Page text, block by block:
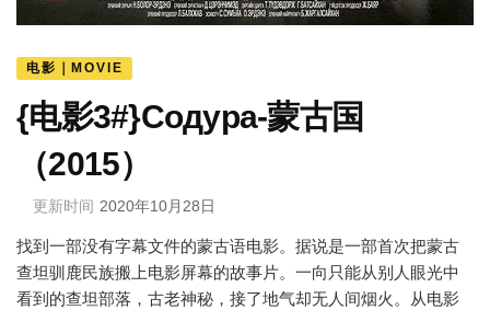
电影｜MOVIE
{电影3#}Содура-蒙古国
（2015）
更新时间 2020年10月28日
找到一部没有字幕文件的蒙古语电影。据说是一部首次把蒙古
查坦驯鹿民族搬上电影屏幕的故事片。一向只能从别人眼光中
看到的查坦部落，古老神秘，接了地气却无人间烟火。从电影